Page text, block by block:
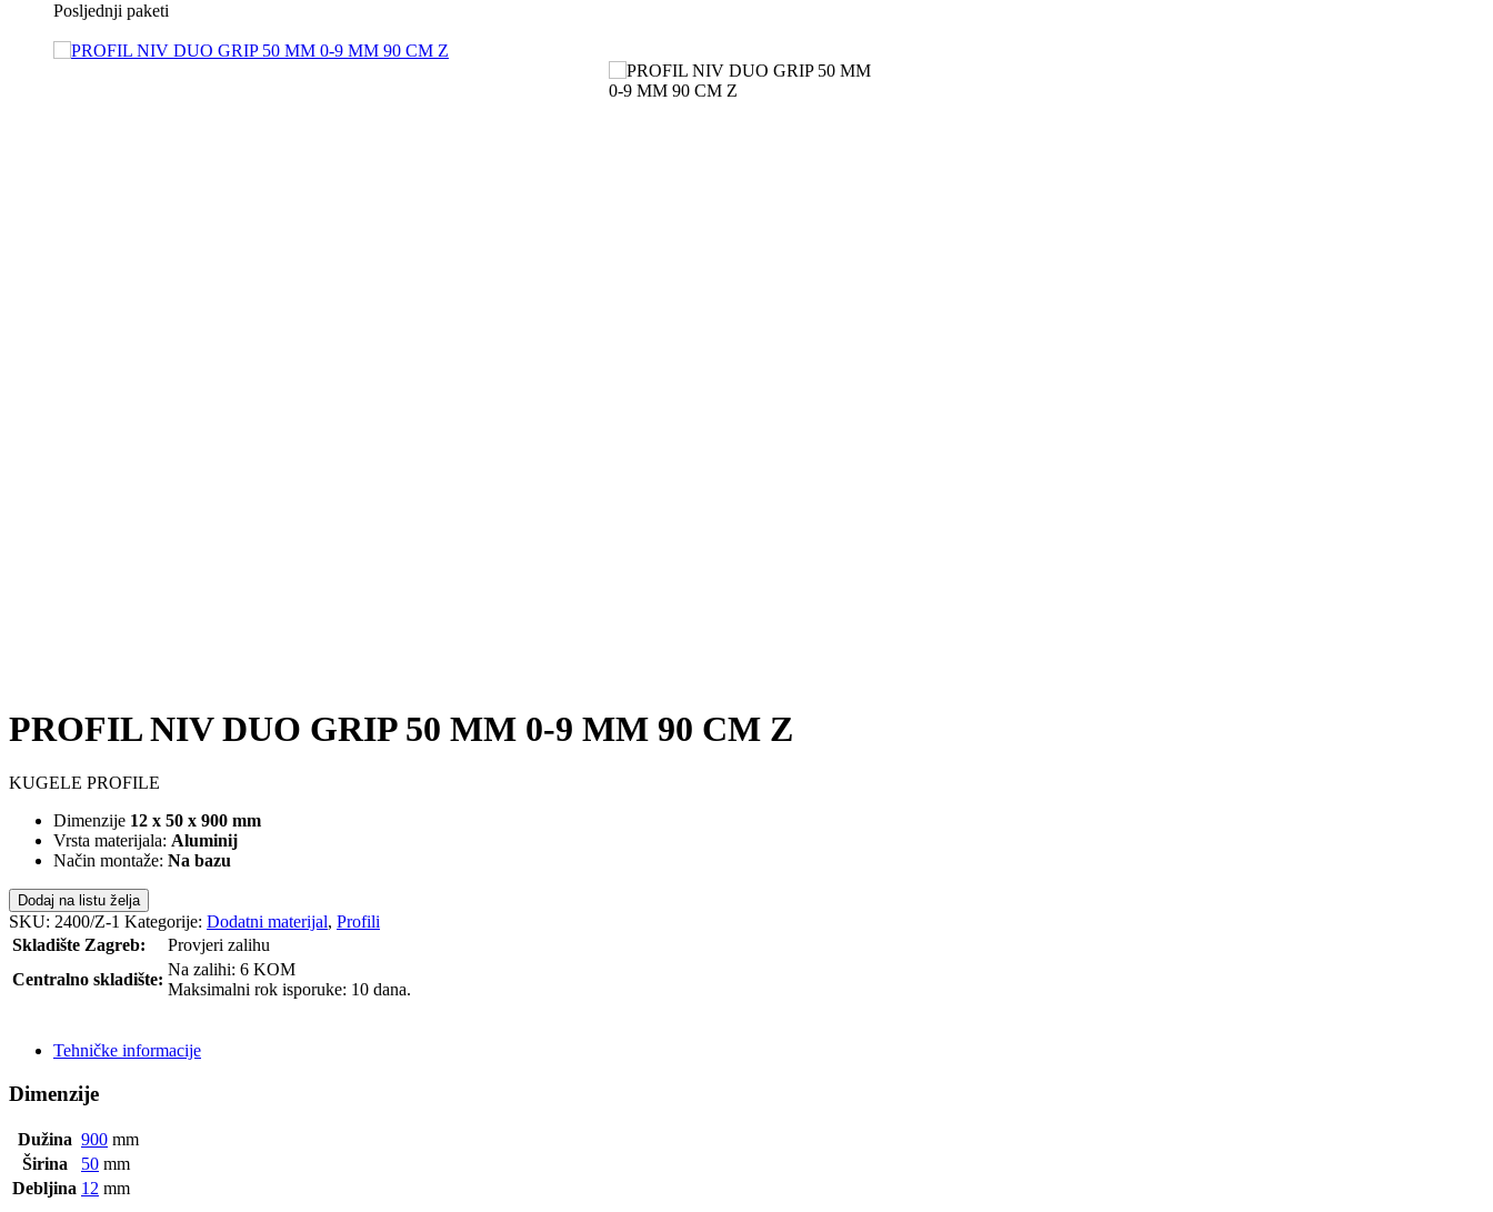
Posljednji paketi
PROFIL NIV DUO GRIP 50 MM 0-9 MM 90 CM Z
KUGELE PROFILE
Dimenzije 12 x 50 x 900 mm
Vrsta materijala: Aluminij
Način montaže: Na bazu
Dodaj na listu želja
SKU: 2400/Z-1 Kategorije: Dodatni materijal, Profili
Skladište Zagreb:
Provjeri zalihu
Centralno skladište:
Na zalihi: 6 KOM
Maksimalni rok isporuke: 10 dana.
Tehničke informacije
Dimenzije
Dužina 900 mm
Širina
50 mm
Debljina 12 mm